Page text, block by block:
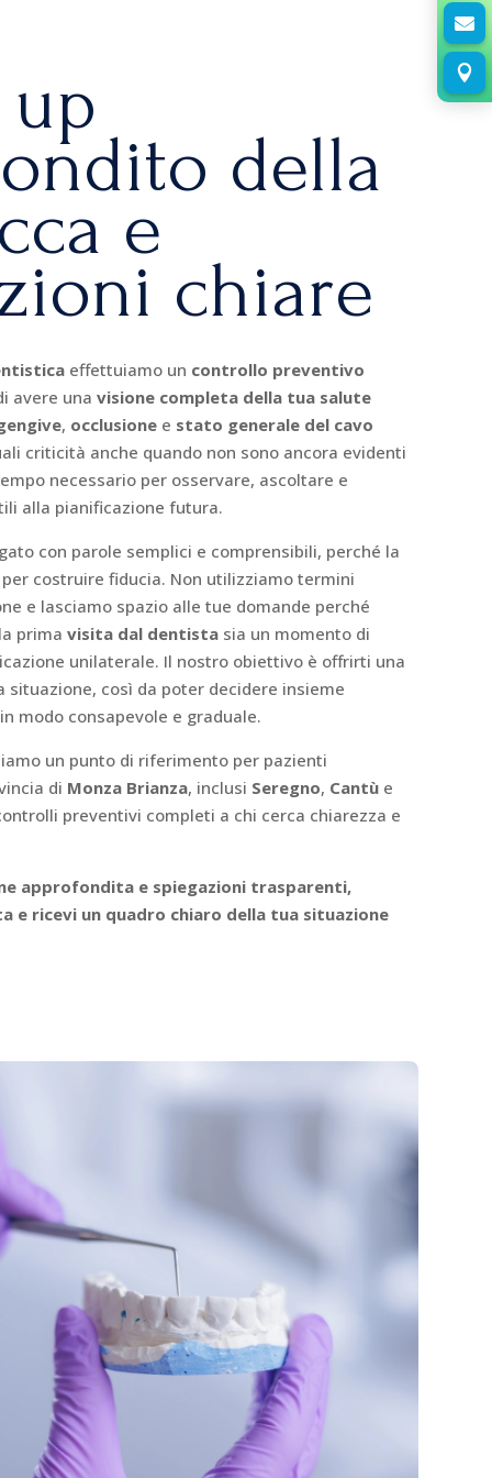
della
e
chiare
effettuiamo un controllo preventivo
avere unavisione completa della tua salute
, occlusione e stato generale del cavo
criticità anche quando non sono ancora evidenti
necessario per osservare, ascoltare e
alla pianificazione futura.
con parole semplici e comprensibili, perché la
costruire fiducia. Non utilizziamo termini
e lasciamo spazio alle tue domande perché
prima visita dal dentista sia un momento di
unilaterale. Il nostro obiettivo è offrirti una
così da poter decidere insieme
modo consapevole e graduale.
un punto di riferimento per pazienti
di Monza Brianza, inclusi Seregno, Cantù e
preventivi completi a chi cerca chiarezza e
approfondita e spiegazioni trasparenti,
e ricevi un quadro chiaro della tua situazione

